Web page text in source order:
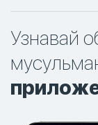
Узнавай